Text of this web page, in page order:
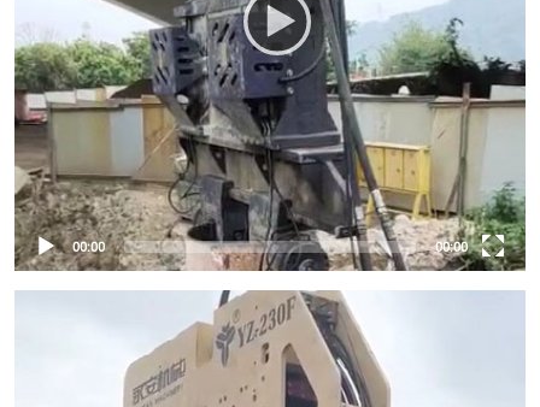
00:00 00:00